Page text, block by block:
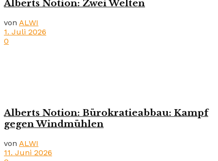
Alberts Notion: Zwei Welten
von ALWI
1. Juli 2026
0
Alberts Notion: Bürokratieabbau: Kampf
gegen Windmühlen
von ALWI
11. Juni 2026